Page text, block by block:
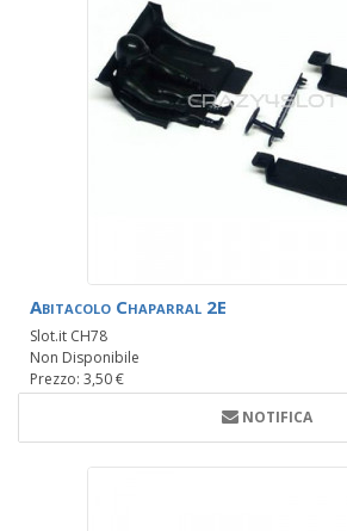
Abitacolo Chaparral 2E
Slot.it CH78
Non Disponibile
Prezzo: 3,50 €
NOTIFICA